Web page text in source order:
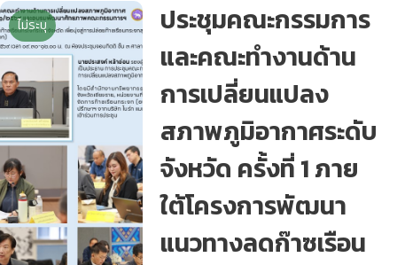
ไม่ระบุ
ประชุมคณะกรรมการ
และคณะทํางานด้าน
การเปลี่ยนแปลง
สภาพภูมิอากาศระดับ
จังหวัด ครั้งที่ 1 ภาย
ใต้โครงการพัฒนา
แนวทางลดก๊าซเรือน